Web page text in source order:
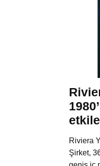
Riviera
Şirket,